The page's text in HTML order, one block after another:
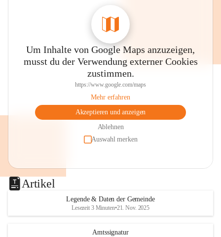
Um Inhalte von Google Maps anzuzeigen,
musst du der Verwendung externer Cookies
zustimmen.
https://www.google.com/maps
Mehr erfahren
Akzeptieren und anzeigen
Ablehnen
Auswahl merken
Artikel
Legende & Daten der Gemeinde
Lesezeit 3 Minuten•21. Nov. 2025
Amtssignatur